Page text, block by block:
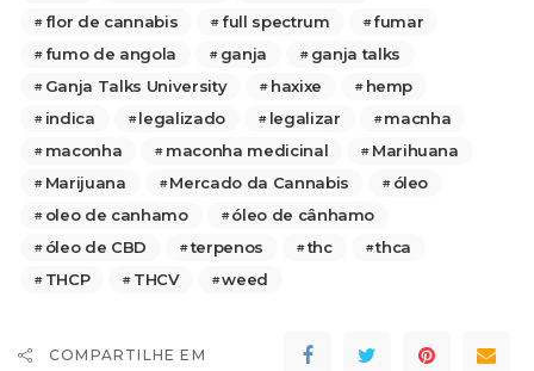
flor de cannabis
full spectrum
fumar
fumo de angola
ganja
ganja talks
Ganja Talks University
haxixe
hemp
indica
legalizado legalizar
macnha
maconha
maconha medicinal
Marihuana
Marijuana
Mercado da Cannabis
óleo
oleo de canhamo
óleo de cânhamo
óleo de CBD
terpenos thc
thca
THCP
THCV weed
COMPARTILHE EM